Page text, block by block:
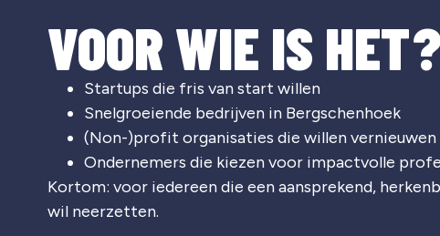
VOOR WIE IS HET?
Startups die fris van start willen
Snelgroeiende bedrijven in Bergschenhoek
(Non-)profit organisaties die willen vernieuwen
Ondernemers die kiezen voor impactvolle
Kortom: voor iedereen die een aansprekend,
wil neerzetten.